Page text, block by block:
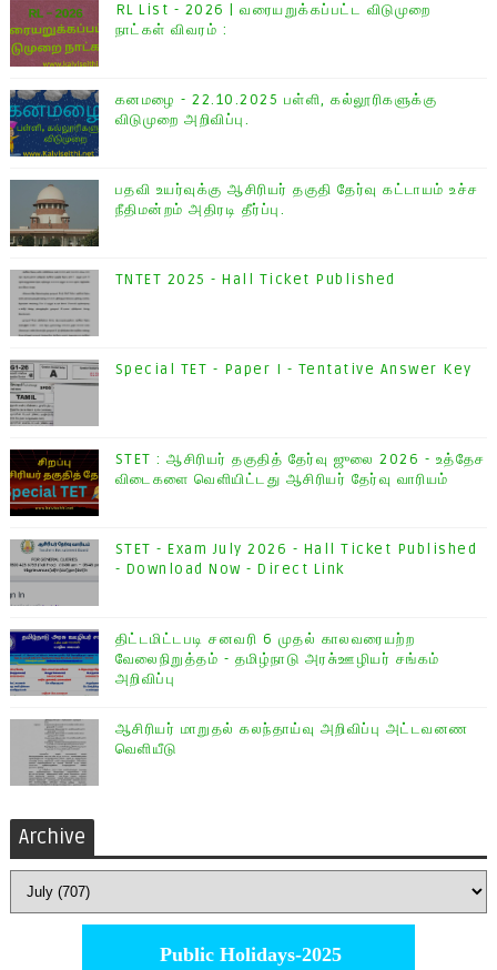
RL List - 2026 | வரையறுக்கப்பட்ட விடுமுறை
நாட்கள் விவரம் :
கனமழை - 22.10.2025 பள்ளி, கல்லூரிகளுக்கு
விடுமுறை அறிவிப்பு.
பதவி உயர்வுக்கு ஆசிரியர் தகுதி தேர்வு கட்டாயம் உச்ச
நீதிமன்றம் அதிரடி தீர்ப்பு.
TNTET 2025 - Hall Ticket Published
Special TET - Paper I - Tentative Answer Key
STET : ஆசிரியர் தகுதித் தேர்வு ஜுலை 2026 - உத்தேச
விடைகளை வெளியிட்டது ஆசிரியர் தேர்வு வாரியம்
STET - Exam July 2026 - Hall Ticket Published
- Download Now - Direct Link
திட்டமிட்டபடி சனவரி 6 முதல் காலவரையற்ற
வேலைநிறுத்தம் - தமிழ்நாடு அரசு்ஊழியர் சங்கம்
அறிவிப்பு
ஆசிரியர் மாறுதல் கலந்தாய்வு அறிவிப்பு அட்டவனண
வெளியீடு
Archive
Public Holidays-2025